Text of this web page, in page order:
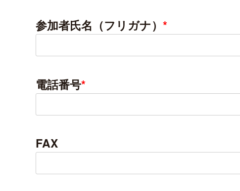
参加者氏名（フリガナ） *
電話番号*
FAX